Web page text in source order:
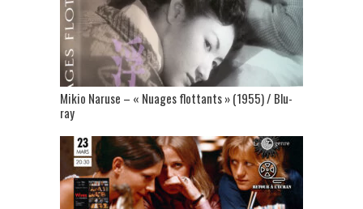
Mikio Naruse – « Nuages flottants » (1955) / Blu-
ray